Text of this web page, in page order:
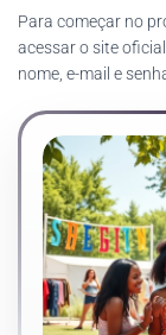
Para começar no
acessar o site
nome, e-mail e